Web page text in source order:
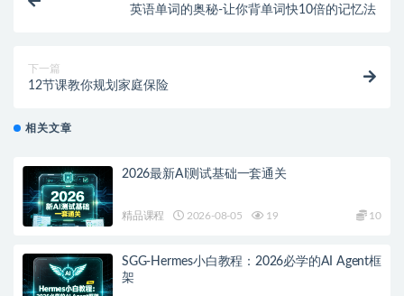
英语单词的奥秘-让你背单词快10倍的记忆法
下一篇
12节课教你规划家庭保险
相关文章
2026最新AI测试基础一套通关
精品课程 2026-08-05 19 10
SGG-Hermes小白教程：2026必学的AI Agent框
架